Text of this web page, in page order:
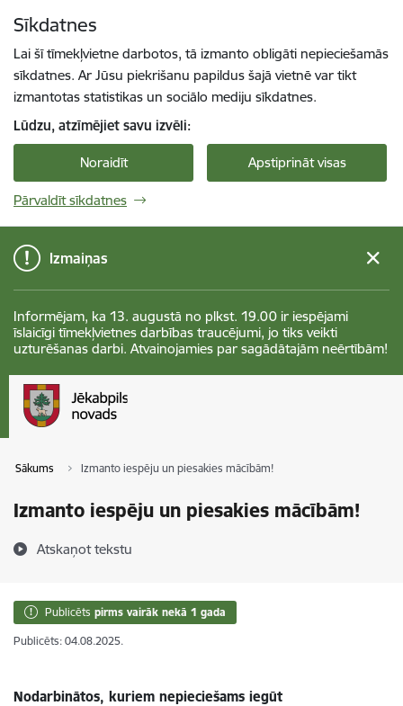
Sīkdatnes
Lai šī tīmekļvietne darbotos, tā izmanto obligāti nepieciešamās
sīkdatnes. Ar Jūsu piekrišanu papildus šajā vietnē var tikt
izmantotas statistikas un sociālo mediju sīkdatnes.
Lūdzu, atzīmējiet savu izvēli:
Noraidīt Apstiprināt visas
Pārvaldīt sīkdatnes
Izmaiņas
Informējam, ka 13. augustā no plkst. 19.00 ir iespējami
īslaicīgi tīmekļvietnes darbības traucējumi, jo tiks veikti
uzturēšanas darbi. Atvainojamies par sagādātajām neērtībām!
Sākums Izmanto iespēju un piesakies mācībām!
Izmanto iespēju un piesakies mācībām!
Atskaņot tekstu
Publicēts pirms vairāk nekā 1 gada
Publicēts: 04.08.2025.
Nodarbinātos, kuriem nepieciešams iegūt